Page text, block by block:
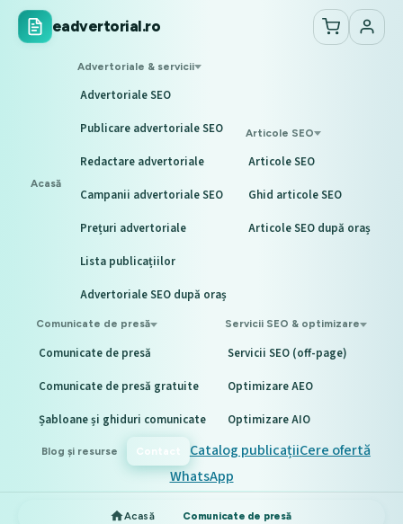
eadvertorial.ro
Acasă
Advertoriale & servicii
Advertoriale SEO
Publicare advertoriale SEO
Redactare advertoriale
Campanii advertoriale SEO
Prețuri advertoriale
Lista publicațiilor
Advertoriale SEO după oraș
Articole SEO
Articole SEO
Ghid articole SEO
Articole SEO după oraș
Comunicate de presă
Comunicate de presă
Comunicate de presă gratuite
Șabloane și ghiduri comunicate
Servicii SEO & optimizare
Servicii SEO (off-page)
Optimizare AEO
Optimizare AIO
Blog și resurse Contact Catalog publicațiiCere ofertă
WhatsApp
Acasă Comunicate de presă